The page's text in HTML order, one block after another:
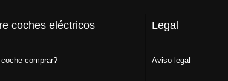
coches eléctricos
comprar?
Legal
Aviso legal